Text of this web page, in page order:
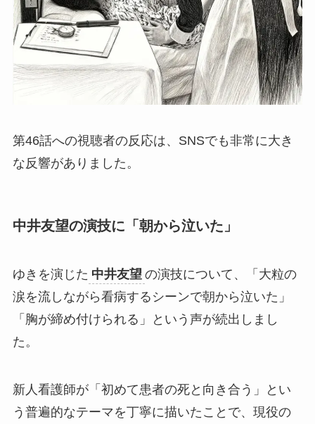
第46話への視聴者の反応は、SNSでも非常に大き
な反響がありました。
中井友望の演技に「朝から泣いた」
ゆきを演じた 中井友望 の演技について、「大粒の
涙を流しながら看病するシーンで朝から泣いた」
「胸が締め付けられる」という声が続出しまし
た。
新人看護師が「初めて患者の死と向き合う」とい
う普遍的なテーマを丁寧に描いたことで、現役の